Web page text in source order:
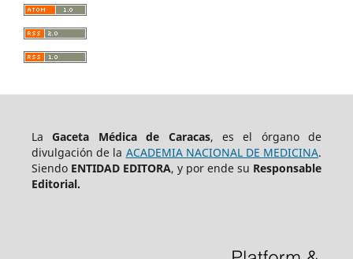
LaGaceta Médica de Caracas, es el órgano de
divulgación de la ACADEMIA NACIONAL DE MEDICINA.
Siendo ENTIDAD EDITORA, y por ende su Responsable
Editorial.